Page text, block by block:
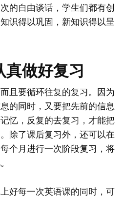
的自由谈话，学生们都有创
识得以巩固，新知识得以呈
做好复习
要循环往复的复习。因为
的同时，又要把先前的信息
忆，反复的去复习，才能把
除了课后复习外，还可以在
个月进行一次阶段复习，将
每一次英语课的同时，可